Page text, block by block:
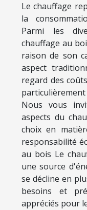
Le chauffage
la
Parmi les
chauffage au
raison de son
aspect
regard des
Nous vous
aspects du
choix en
responsabilité
au bois Le
une source
se décline en
besoins et
appréciés pour